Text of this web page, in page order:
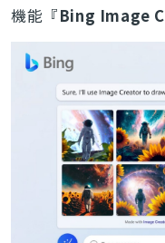
機能『Bing Image